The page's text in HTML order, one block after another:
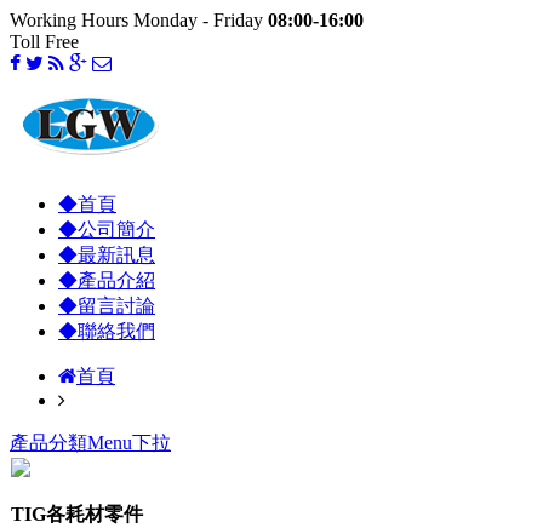
Working Hours Monday - Friday 08:00-16:00
Toll Free
◆首頁
◆公司簡介
◆最新訊息
◆產品介紹
◆留言討論
◆聯絡我們
首頁
產品分類Menu下拉
TIG各耗材零件